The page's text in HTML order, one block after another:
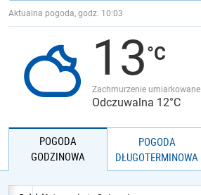
JAKOŚĆ POWIETRZA
Aktualna pogoda, godz. 10:03
13
Zachmurzenie umiarkowane
Odczuwalna 12°C
POGODA
GODZINOWA
POGODA
DŁUGOTERMINOWA